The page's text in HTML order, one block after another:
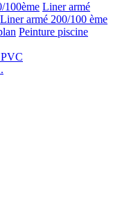
100ème Liner armé
Liner armé 200/100 ème
Peinture piscine